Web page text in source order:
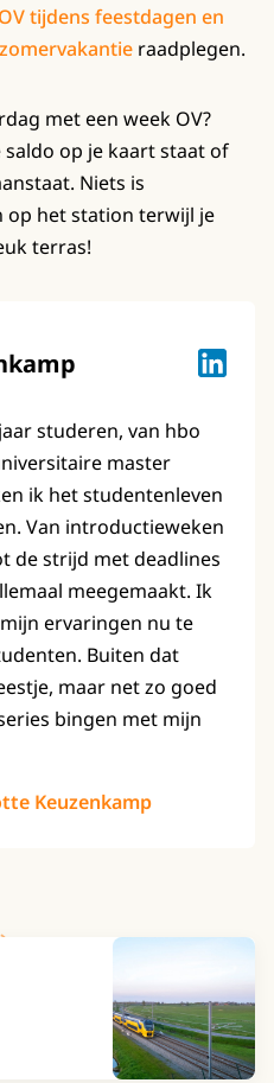
tijdens feestdagen en
raadplegen.
met een week OV?
op je kaart staat of
Niets is
op het station terwijl je
terras!
Lotte
studeren, van hbo
master
ik het studentenleven
Van introductieweken
de strijd met deadlines
meegemaakt. Ik
ervaringen nu te
Buiten dat
maar net zo goed
bingen met mijn
Keuzenkamp